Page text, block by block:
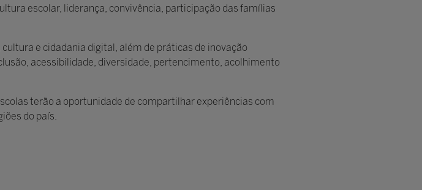
escolar, liderança, convivência, participação das famílias
e cidadania digital, além de práticas de inovação
acessibilidade, diversidade, pertencimento, acolhimento
terão a oportunidade de compartilhar experiências com
do país.